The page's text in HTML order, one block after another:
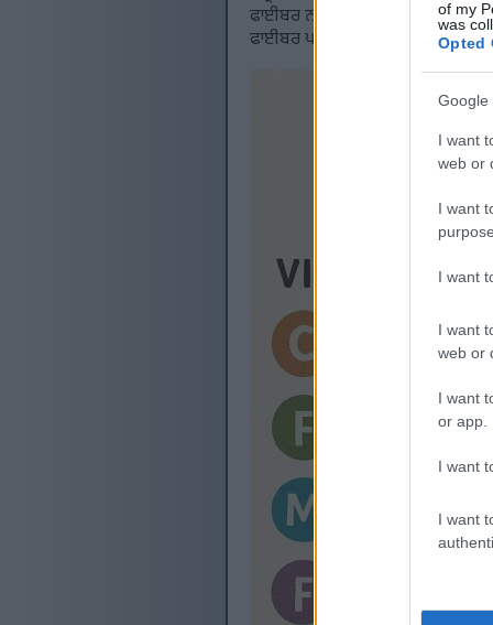
of my
was
Opted
Google
I want
web or
I want
I want
I want
web or
I want
or app.
I want
I want
ਫਾਈਬਰ ਨਾਲ ਵੀ ਭਰਪੂਰ ਹੁੰਦੀ ਹੈ। ਇਹ
ਫਾਈਬਰ ਪਾਚਨ ਕਿਰਿਆ ਵਿੱਚ